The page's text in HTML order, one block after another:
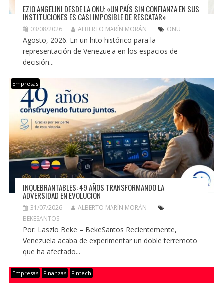
EZIO ANGELINI DESDE LA ONU: «UN PAÍS SIN CONFIANZA EN SUS
INSTITUCIONES ES CASI IMPOSIBLE DE RESCATAR»
03/08/2026 ALBERTO MARÍN MORÁN ONU
Agosto, 2026. En un hito histórico para la
representación de Venezuela en los espacios de
decisión...
Empresas
INQUEBRANTABLES: 49 AÑOS TRANSFORMANDO LA
ADVERSIDAD EN EVOLUCIÓN
31/07/2026
ALBERTO MARÍN MORÁN
BEKESANTOS
Por: Laszlo Beke – BekeSantos Recientemente,
Venezuela acaba de experimentar un doble terremoto
que ha afectado...
Empresas Finanzas Fintech